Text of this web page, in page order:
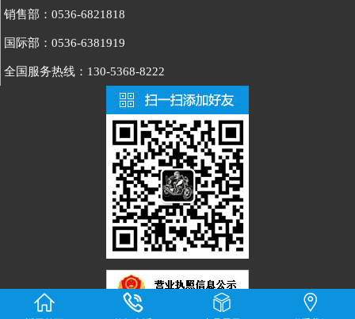
销售部：0536-6821818
国际部：0536-6381919
全国服务热线：130-5368-8222